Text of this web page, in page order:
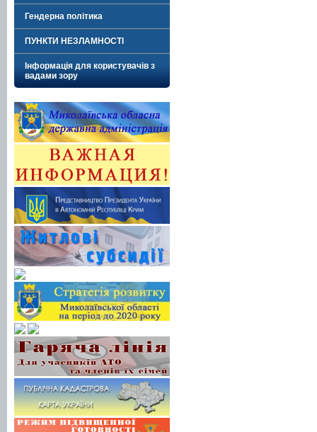
Гендерна політика
ПУНКТИ НЕЗЛАМНОСТІ
Інформація для користувачів з
вадами зору